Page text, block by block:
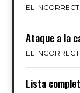
EL
Ataque a la
EL
Lista